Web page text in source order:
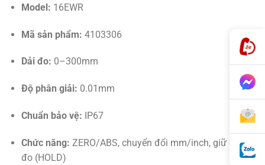
Model: 16EWR
Mã sản phẩm: 4103306
Dải đo: 0–300mm
Độ phân giải: 0.01mm
Chuẩn bảo vệ: IP67
Chức năng: ZERO/ABS, chuyển đổi mm/inch, giữ giá trị
đo (HOLD)